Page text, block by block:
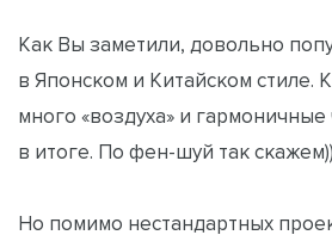
Как Вы заметили, довольно
в Японском и Китайском стиле.
много «воздуха» и
в итоге. По фен-шуй так скажем))
Но помимо нестандартных